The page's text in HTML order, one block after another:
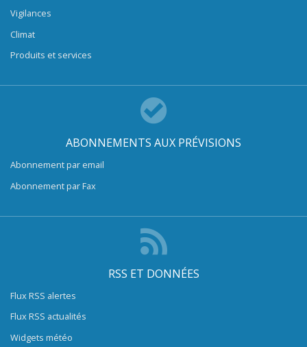
Vigilances
Climat
Produits et services
ABONNEMENTS AUX PRÉVISIONS
Abonnement par email
Abonnement par Fax
RSS ET DONNÉES
Flux RSS alertes
Flux RSS actualités
Widgets météo